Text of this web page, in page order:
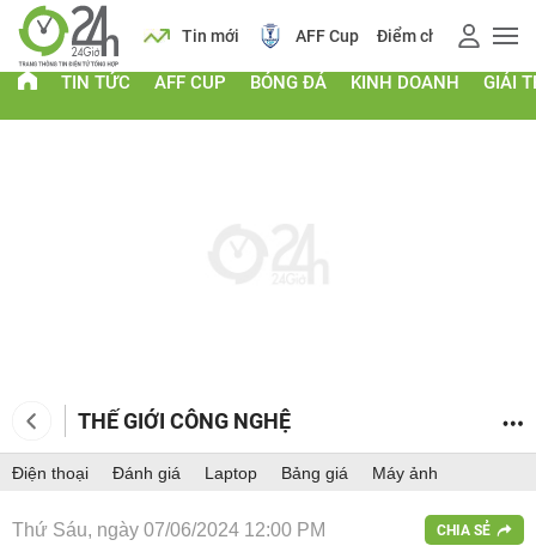
Lịch Tin mới AFF Cup Điểm chuẩn 2026
TIN TỨC AFF CUP BÓNG ĐÁ KINH DOANH GIẢI
THẾ GIỚI CÔNG NGHỆ
Điện thoại Đánh giá Laptop Bảng giá Máy ảnh
Thứ Sáu, ngày 07/06/2024 12:00 PM CHIA SẺ